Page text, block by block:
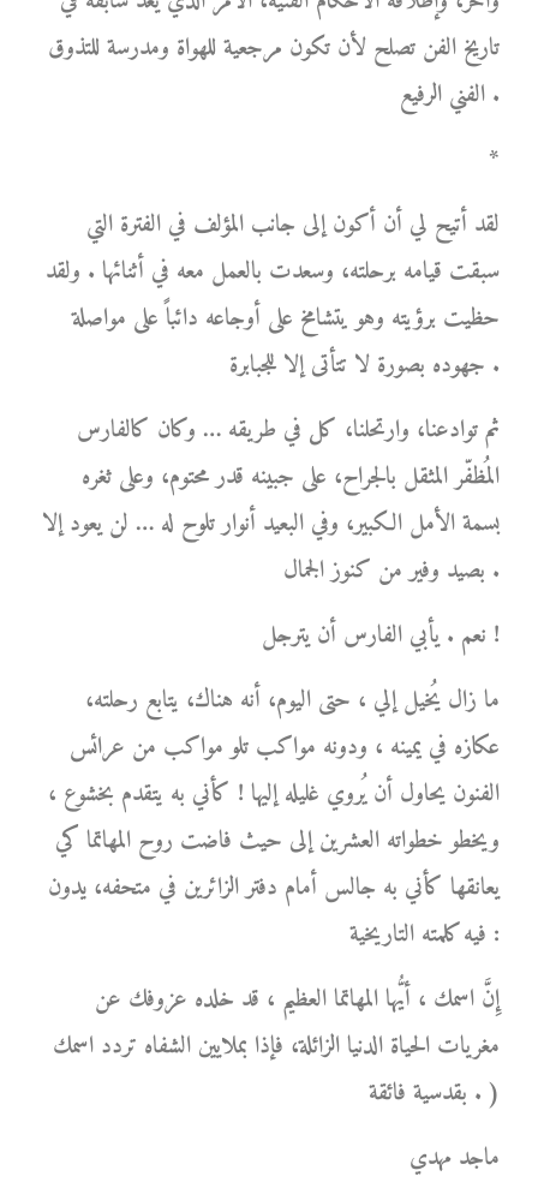
تاريخ الفن تصلح لأن تكون مرجعية للهواة ومدرسة للتذوق
الفني الرفيع .
*
لقد أتيح لي أن أكون إلى جانب المؤلف في الفترة التي
سبقت قيامه برحلته، وسعدت بالعمل معه في أثنائها . ولقد
حظيت برؤيته وهو يتشامخ على أوجاعه دائباً على مواصلة
جهوده بصورة لا تتأتى إلا للجبابرة .
ثم توادعنا، وارتحلنا، كل في طريقه … وكان كالفارس
المُظفّر المثقل بالجراح، على جبينه قدر محتوم، وعلى ثغره
بسمة الأمل الكبير، وفي البعيد أنوار تلوح له … لن يعود إلا
بصيد وفير من كنوز الجمال .
نعم . يأبي الفارس أن يترجل !
ما زال يُخيل إلي ، حتى اليوم، أنه هناك، يتابع رحلته،
عكازه في يمينه ، ودونه مواكب تلو مواكب من عرائس
الفنون يحاول أن يُروي غليله إليها ! كأني به يتقدم بخشوع ،
ويخطو خطواته العشرين إلى حيث فاضت روح المهاتما كي
يعانقها كأني به جالس أمام دفتر الزائرين في متحفه، يدون
فيه كلمته التاريخية :
إِنَّ اسمك ، أيُّها المهاتما العظيم ، قد خلده عزوفك عن
مغريات الحياة الدنيا الزائلة، فإذا بملايين الشفاه تردد اسمك
بقدسية فائقة . )
ماجد مهدي